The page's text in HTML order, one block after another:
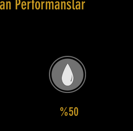
Performanslar
%50